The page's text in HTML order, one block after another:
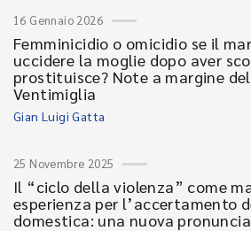
16 Gennaio 2026
Femminicidio o omicidio se il
uccidere la moglie dopo aver
prostituisce? Note a margine
Ventimiglia
Gian Luigi Gatta
25 Novembre 2025
Il “ciclo della violenza” come
esperienza per l’accertamento
domestica: una nuova